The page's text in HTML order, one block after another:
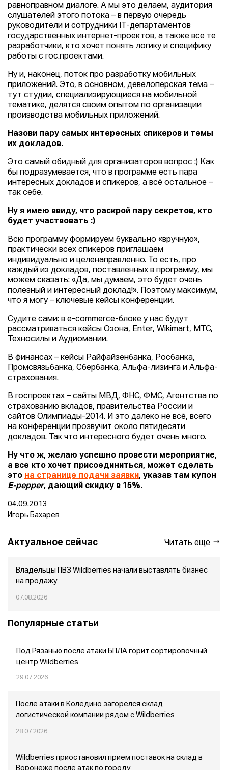
равноправном диалоге. А мы это делаем, аудитория
слушателей этого потока – в первую очередь
руководители и сотрудники IT-департаментов
государственных интернет-проектов, а также все те
разработчики, кто хочет понять логику и специфику
работы с гос.проектами.
Ну и, наконец, поток про разработку мобильных
приложений. Это, в основном, девелоперская тема –
тут студии, специализирующиеся на мобильной
тематике, делятся своим опытом по организации
производства мобильных приложений.
Назови пару самых интересных спикеров и темы
их докладов.
Это самый обидный для организаторов вопрос :) Как
бы подразумевается, что в программе есть пара
интересных докладов и спикеров, а всё остальное –
так себе.
Ну я имею ввиду, что раскрой пару секретов, кто
будет участвовать :)
Всю программу формируем буквально «вручную»,
практически всех спикеров приглашаем
индивидуально и целенаправленно. То есть, про
каждый из докладов, поставленных в программу, мы
можем сказать: «Да, мы думаем, это будет очень
полезный и интересный доклад!». Поэтому максимум,
что я могу – ключевые кейсы конференции.
Судите сами: в e-commerce-блоке у нас будут
рассматриваться кейсы Озона, Enter, Wikimart, МТС,
Техносилы и Аудиомании.
В финансах – кейсы Райфайзенбанка, Росбанка,
Промсвязьбанка, Сбербанка, Альфа-лизинга и Альфа-
страхования.
В госпроектах – сайты МВД, ФНС, ФМС, Агентства по
страхованию вкладов, правительства России и
сайтов Олимпиады-2014. И это далеко не всё, всего
на конференции прозвучит около пятидесяти
докладов. Так что интересного будет очень много.
Ну что ж, желаю успешно провести мероприятие,
а все кто хочет присоединиться, может сделать
это на странице подачи заявки, указав там купон
E-pepper, дающий скидку в 15%.
04.09.2013
Игорь Бахарев
Актуальное сейчас Читать еще
Владельцы ПВЗ Wildberries начали выставлять бизнес
на продажу
07.08.2026
Популярные статьи
Под Рязанью после атаки БПЛА горит сортировочный
центр Wildberries
29.07.2026
После атаки в Коледино загорелся склад
логистической компании рядом с Wildberries
28.07.2026
Wildberries приостановил прием поставок на склад в
Воронеже после атак по городу